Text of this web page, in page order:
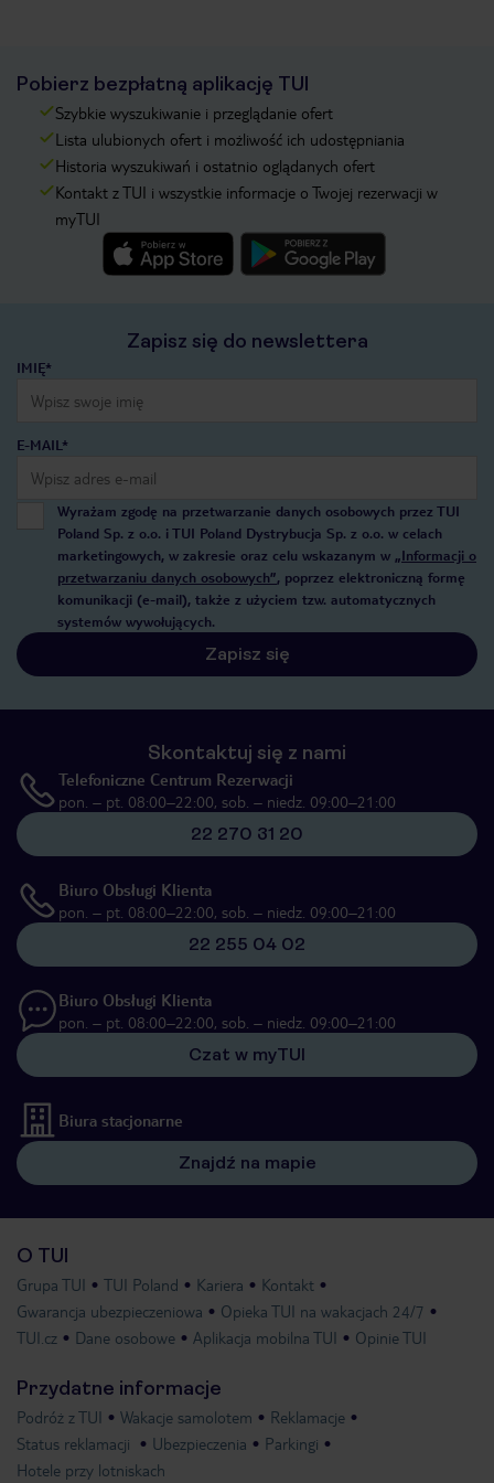
Pobierz bezpłatną aplikację TUI
Szybkie wyszukiwanie i przeglądanie ofert
Lista ulubionych ofert i możliwość ich udostępniania
Historia wyszukiwań i ostatnio oglądanych ofert
Kontakt z TUI i wszystkie informacje o Twojej rezerwacji w
myTUI
Zapisz się do newslettera
IMIĘ*
E-MAIL*
Wyrażam zgodę na przetwarzanie danych osobowych przez TUI
Poland Sp. z o.o. i TUI Poland Dystrybucja Sp. z o.o. w celach
marketingowych, w zakresie oraz celu wskazanym w „Informacji o
przetwarzaniu danych osobowych”, poprzez elektroniczną formę
komunikacji (e-mail), także z użyciem tzw. automatycznych
systemów wywołujących.
Zapisz się
Skontaktuj się z nami
Telefoniczne Centrum Rezerwacji
pon. – pt. 08:00–22:00, sob. – niedz. 09:00–21:00
22 270 31 20
Biuro Obsługi Klienta
pon. – pt. 08:00–22:00, sob. – niedz. 09:00–21:00
22 255 04 02
Biuro Obsługi Klienta
pon. – pt. 08:00–22:00, sob. – niedz. 09:00–21:00
Czat w myTUI
Biura stacjonarne
Znajdź na mapie
O TUI
Grupa TUI TUI Poland Kariera
Kontakt
Gwarancja ubezpieczeniowa
Opieka TUI na wakacjach 24/7
TUI.cz
Dane osobowe Aplikacja mobilna TUI Opinie TUI
Przydatne informacje
Podróż z TUI Wakacje samolotem
Reklamacje
Status reklamacji
Ubezpieczenia
Parkingi
Hotele przy lotniskach